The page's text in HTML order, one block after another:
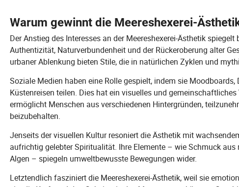
Warum gewinnt die Meereshexerei-
Der Anstieg des Interesses an der Meereshexerei-Ästhetik
Authentizität, Naturverbundenheit und der Rückeroberung alter
urbaner Ablenkung bieten Stile, die in natürlichen Zyklen und
Soziale Medien haben eine Rolle gespielt, indem sie
Küstenreisen teilen. Dies hat ein visuelles und
ermöglicht Menschen aus verschiedenen Hintergründen,
beizubehalten.
Jenseits der visuellen Kultur resoniert die Ästhetik mit
aufrichtig gelebter Spiritualität. Ihre Elemente – wie Schmuck
Algen – spiegeln umweltbewusste Bewegungen wider.
Letztendlich fasziniert die Meereshexerei-Ästhetik, weil sie